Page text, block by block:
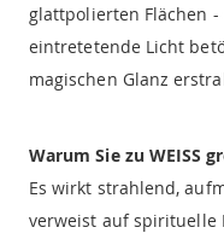
glattpolierten Flächen
eintretetende Licht
magischen Glanz
Warum Sie zu WEISS
Es wirkt strahlend,
verweist auf spirituelle